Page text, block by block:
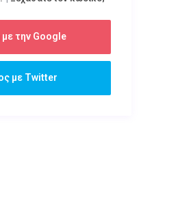
την Google
με Twitter